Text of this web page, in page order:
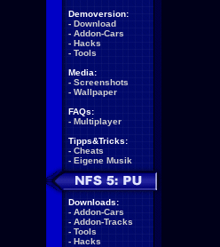
Demoversion:
- Download
- Addon-Cars
- Hacks
- Tools
Media:
- Screenshots
- Wallpaper
FAQs:
- Multiplayer
Tipps&Tricks:
- Cheats
- Eigene Musik
Downloads:
- Addon-Cars
- Addon-Tracks
- Tools
- Hacks